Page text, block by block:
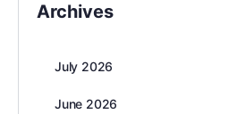
Archives
July 2026
June 2026